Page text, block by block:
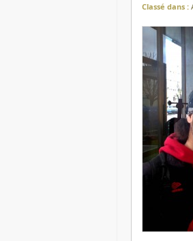
Classé dans :